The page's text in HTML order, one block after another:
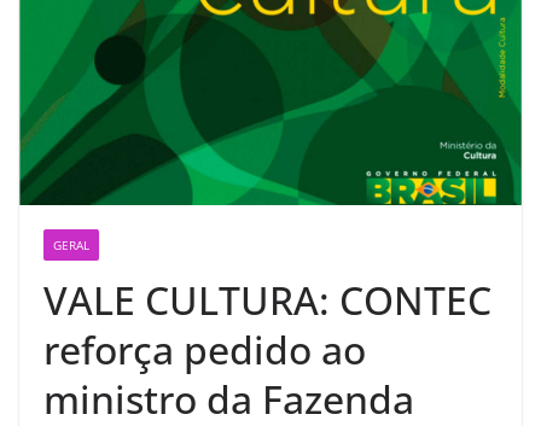
GERAL
VALE CULTURA: CONTEC
reforça pedido ao
ministro da Fazenda